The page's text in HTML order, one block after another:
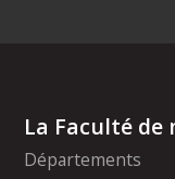
La Faculté de
Départements